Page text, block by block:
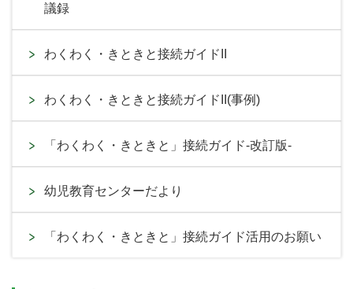
議録
わくわく・きときと接続ガイドII
わくわく・きときと接続ガイドII(事例)
「わくわく・きときと」接続ガイド-改訂版-
幼児教育センターだより
「わくわく・きときと」接続ガイド活用のお願い